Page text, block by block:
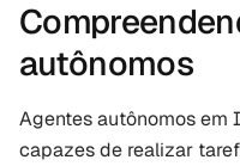
autônomos
Agentes autônomos em
capazes de realizar